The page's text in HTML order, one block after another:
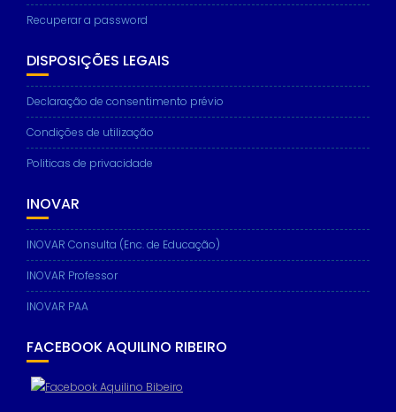
Recuperar a password
DISPOSIÇÕES LEGAIS
Declaração de consentimento prévio
Condições de utilização
Politicas de privacidade
INOVAR
INOVAR Consulta (Enc. de Educação)
INOVAR Professor
INOVAR PAA
FACEBOOK AQUILINO RIBEIRO
Necessary
These
cookies are
not
optional.
needed for
the website
to function.
Statistics
In order for
website's
and